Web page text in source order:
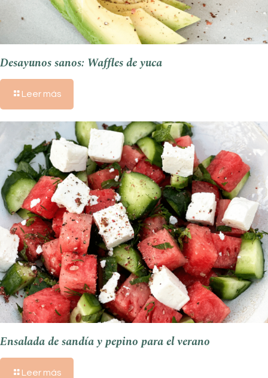
Desayunos sanos: Waffles de yuca
Leer más
Ensalada de sandía y pepino para el verano
Leer más